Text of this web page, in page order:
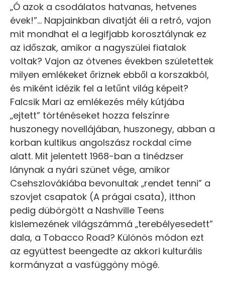
„Ó azok a csodálatos hatvanas, hetvenes
évek!”… Napjainkban divatját éli a retró, vajon
mit mondhat el a legifjabb korosztálynak ez
az időszak, amikor a nagyszülei fiatalok
voltak? Vajon az ötvenes években születettek
milyen emlékeket őriznek ebből a korszakból,
és miként idézik fel a letűnt világ képeit?
Falcsik Mari az emlékezés mély kútjába
„ejtett” történéseket hozza felszínre
huszonegy novellájában, huszonegy, abban a
korban kultikus angolszász rockdal címe
alatt. Mit jelentett 1968-ban a tinédzser
lánynak a nyári szünet vége, amikor
Csehszlovákiába bevonultak „rendet tenni” a
szovjet csapatok (A prágai csata), itthon
pedig dübörgött a Nashville Teens
kislemezének világszámmá „terebélyesedett”
dala, a Tobacco Road? Különös módon ezt
az együttest beengedte az akkori kulturális
kormányzat a vasfüggöny mögé.